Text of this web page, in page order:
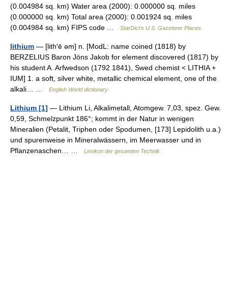
(0.004984 sq. km) Water area (2000): 0.000000 sq. miles
(0.000000 sq. km) Total area (2000): 0.001924 sq. miles
(0.004984 sq. km) FIPS code …
StarDict's U.S. Gazetteer Places
lithium — [lith′ē əm] n. [ModL: name coined (1818) by
BERZELIUS Baron Jöns Jakob for element discovered (1817) by
his student A. Arfwedson (1792 1841), Swed chemist < LITHIA +
IUM] 1. a soft, silver white, metallic chemical element, one of the
alkali… …
English World dictionary
Lithium [1] — Lithium Li, Alkalimetall, Atomgew. 7,03, spez. Gew.
0,59, Schmelzpunkt 186°; kommt in der Natur in wenigen
Mineralien (Petalit, Triphen oder Spodumen, [173] Lepidolith u.a.)
und spurenweise in Mineralwässern, im Meerwasser und in
Pflanzenaschen… …
Lexikon der gesamten Technik